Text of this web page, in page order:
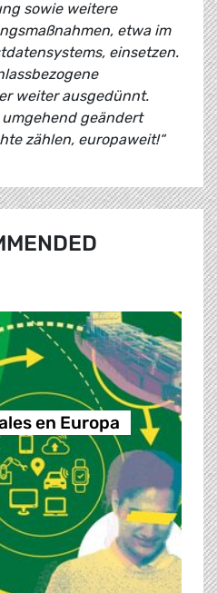
sowie weitere
etwa im
einsetzen.
weiter ausgedünnt.
geändert
zählen, europaweit!“
en Europa